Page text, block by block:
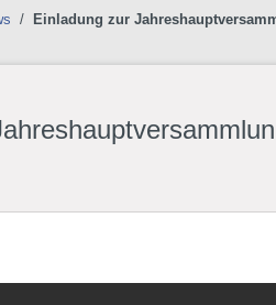
/ Einladung zur